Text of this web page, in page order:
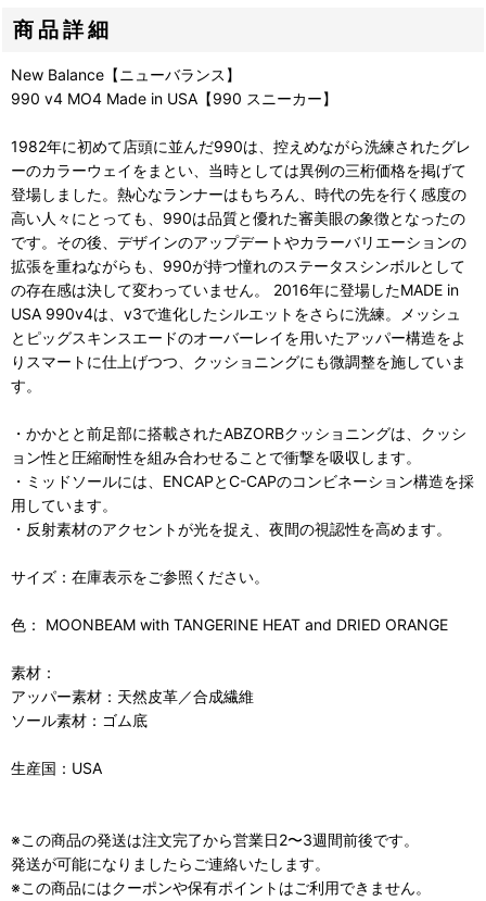
商品詳細
New Balance【ニューバランス】
990 v4 MO4 Made in USA【990 スニーカー】
1982年に初めて店頭に並んだ990は、控えめながら洗練されたグレ
ーのカラーウェイをまとい、当時としては異例の三桁価格を掲げて
登場しました。熱心なランナーはもちろん、時代の先を行く感度の
高い人々にとっても、990は品質と優れた審美眼の象徴となったの
です。その後、デザインのアップデートやカラーバリエーションの
拡張を重ねながらも、990が持つ憧れのステータスシンボルとして
の存在感は決して変わっていません。 2016年に登場したMADE in
USA 990v4は、v3で進化したシルエットをさらに洗練。メッシュ
とピッグスキンスエードのオーバーレイを用いたアッパー構造をよ
りスマートに仕上げつつ、クッショニングにも微調整を施していま
す。
・かかとと前足部に搭載されたABZORBクッショニングは、クッシ
ョン性と圧縮耐性を組み合わせることで衝撃を吸収します。
・ミッドソールには、ENCAPとC-CAPのコンビネーション構造を採
用しています。
・反射素材のアクセントが光を捉え、夜間の視認性を高めます。
サイズ：在庫表示をご参照ください。
色： MOONBEAM with TANGERINE HEAT and DRIED ORANGE
素材：
アッパー素材：天然皮革／合成繊維
ソール素材：ゴム底
生産国：USA
※この商品の発送は注文完了から営業日2〜3週間前後です。
発送が可能になりましたらご連絡いたします。
※この商品にはクーポンや保有ポイントはご利用できません。